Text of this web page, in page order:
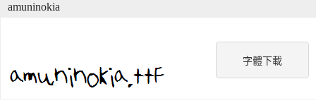
字體下載
amuninokia